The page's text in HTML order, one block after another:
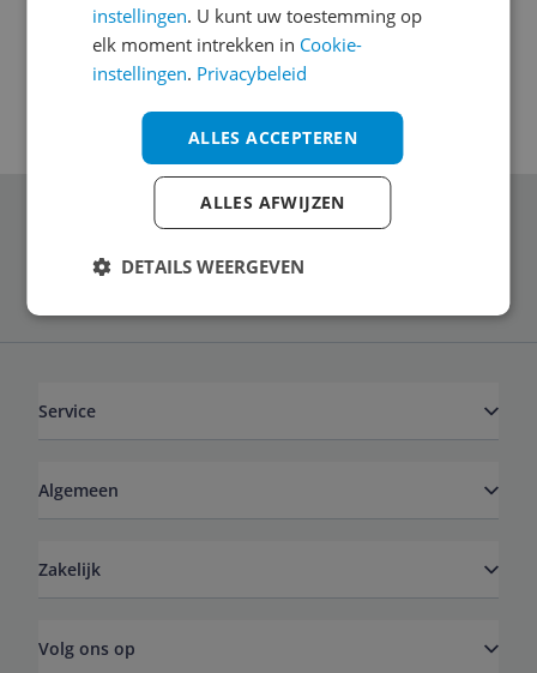
Aanmelden
Schrijf je in voor onze nieuwsbrief
Service
Algemeen
Zakelijk
Volg ons op
instellingen. U kunt uw toestemming op
elk moment intrekken in Cookie-
instellingen. Privacybeleid
ALLES ACCEPTEREN
ALLES AFWIJZEN
DETAILS WEERGEVEN